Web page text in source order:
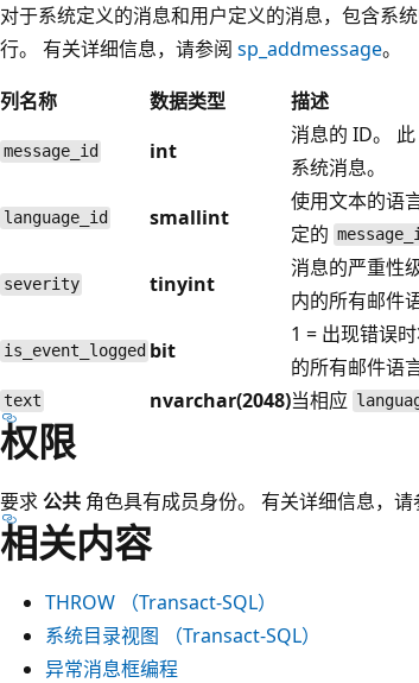
对于系统定义的消息和用户定义的消息，包含系
行。 有关详细信息，请参阅 sp_addmessage。
列名称
数据类型 描述
message_id int
消息的 ID。
系统消息。
language_id smallint
使用文本的语
定的
severity tinyint
消息的严重性
内的所有邮件
is_event_logged bit
1 = 出现错误
的所有邮件语
text nvarchar(2048)当相应
权限
要求公共 角色具有成员身份。 有关详细信息，请
相关内容
THROW （Transact-SQL）
系统目录视图 （Transact-SQL）
异常消息框编程